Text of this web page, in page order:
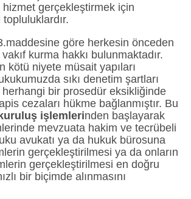
hizmet gerçekleştirmek için
göre herkesin önceden
kurma hakkı bulunmaktadır.
kötü niyete müsait yapıları
sıkı denetim şartları
bir prosedür eksikliğinde
cezaları hükme bağlanmıştır. Bu
işlemlerinden başlayarak
mevzuata hakim ve tecrübeli
avukatı ya da hukuk bürosuna
gerçekleştirilmesi ya da onların
gerçekleştirilmesi en doğru
bir biçimde alınmasını